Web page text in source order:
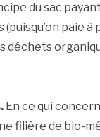
du sac
paie
En ce qui
filière de bio-